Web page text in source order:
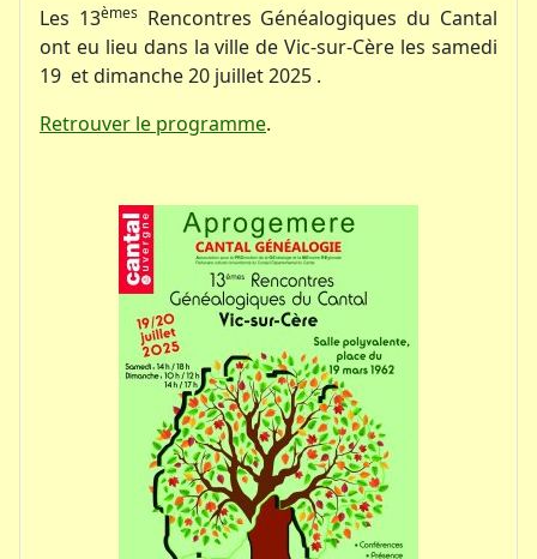
Les 13èmes Rencontres Généalogiques du Cantal
ont eu lieu dans la ville de Vic-sur-Cère les samedi
19 et dimanche 20 juillet 2025 .
Retrouver le programme.